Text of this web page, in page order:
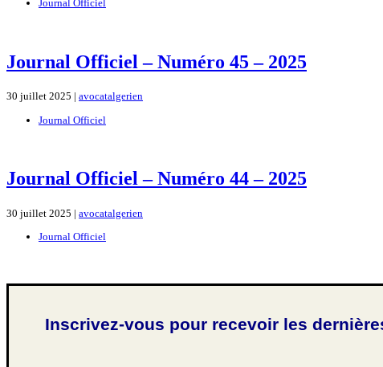
Journal Officiel
Journal Officiel – Numéro 45 – 2025
30 juillet 2025 | avocatalgerien
Journal Officiel
Journal Officiel – Numéro 44 – 2025
30 juillet 2025 | avocatalgerien
Journal Officiel
Inscrivez-vous pour recevoir les